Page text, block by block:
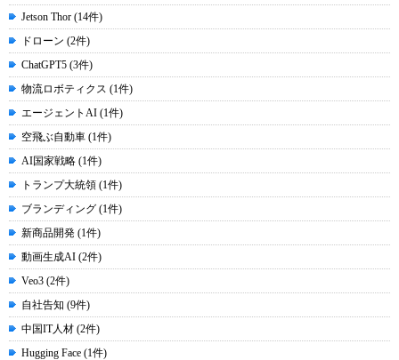
Jetson Thor (14件)
ドローン (2件)
ChatGPT5 (3件)
物流ロボティクス (1件)
エージェントAI (1件)
空飛ぶ自動車 (1件)
AI国家戦略 (1件)
トランプ大統領 (1件)
ブランディング (1件)
新商品開発 (1件)
動画生成AI (2件)
Veo3 (2件)
自社告知 (9件)
中国IT人材 (2件)
Hugging Face (1件)